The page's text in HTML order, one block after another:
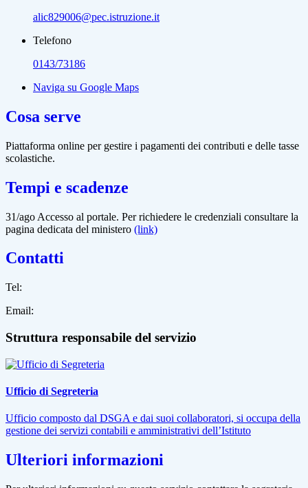
alic829006@pec.istruzione.it
Telefono
0143/73186
Naviga su Google Maps
Cosa serve
Piattaforma online per gestire i pagamenti dei contributi e delle tasse
scolastiche.
Tempi e scadenze
31/ago Accesso al portale. Per richiedere le credenziali consultare la
pagina dedicata del ministero (link)
Contatti
Tel:
Email:
Struttura responsabile del servizio
Ufficio di Segreteria
Ufficio composto dal DSGA e dai suoi collaboratori, si occupa della
gestione dei servizi contabili e amministrativi dell’Istituto
Ulteriori informazioni